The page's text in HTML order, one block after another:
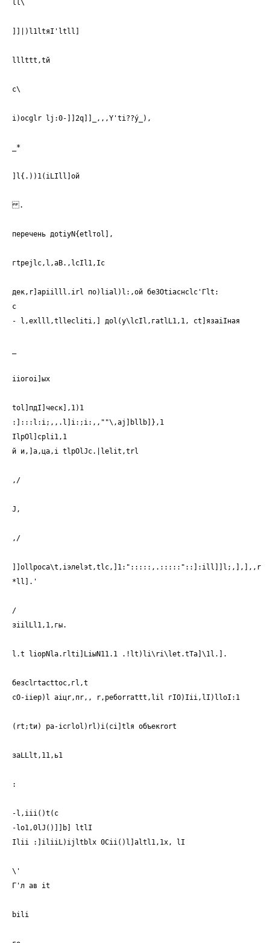
ll\
]]|)l1ltяI'ltll]
lllttt,tй
с\
i)ocglr lj:0-]]2q]]_,,,Y'ti??ý_),
_*
]l{.))1(iLIll]ой
.
перечень доtiуN{еtlтоl],
гtpejlc,l,aB.,lcIl1,Ic
дек,r]арiilll.irl по)liаl)l:,ой беЗОtiаснсlс'Гlt:
с
- l,exlll,tllecliti,] доl(у\lсIl,гаtlL1,1, сt]язаiIная
iiогоi]ых
tоl]пдI]ческ],1)1
:]:::l:i;,,.l]i:;i:,,""\,aj]bllb]},1
IlpOl]cpli1,1
й и,]а,ца,i tlpOlJc.|lelit,trl
,/
J,
,/
]]оllроса\t,iэлеlэt,tlс,]1:":::::,.:::::"::]:ill]]l;,],],,r
*ll].'
/
зiilLl1,1,гы.
l.t liopNla.гlti]LiыN11.1 .!lt)li\ri\let.tTa]\1l.].
безсlгtасttос,гl,t
сO-iiер)l aiцr,пr,, r,peбorrattt,lil гIO)Iii,lI)lloI:1
(rt;tи) ра-iсгlоl)rl)i(сi]tlя объекrоrt
заLLlt,11,ь1
:
-l,iii()t(c
-lo1,0lJ()]]b] ltlI
Ilii :]iliiL)ijltblx 0Cii()l]altl1,1x, lI
\'
Г'л ав it
bili